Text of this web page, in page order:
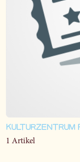
KULTURZENTRUM
1 Artikel